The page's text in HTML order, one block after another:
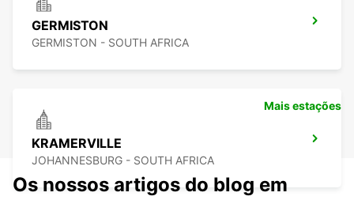
GERMISTON
GERMISTON - SOUTH AFRICA
KRAMERVILLE
JOHANNESBURG - SOUTH AFRICA
Mais estações
Os nossos artigos do blog em